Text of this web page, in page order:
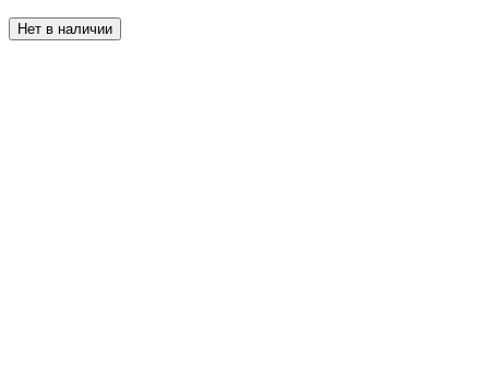
Нет в наличии